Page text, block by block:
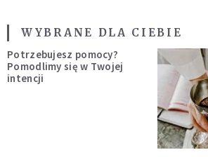
WYBRANE DLA CIEBIE
Potrzebujesz pomocy?
Pomodlimy się w Twojej
intencji